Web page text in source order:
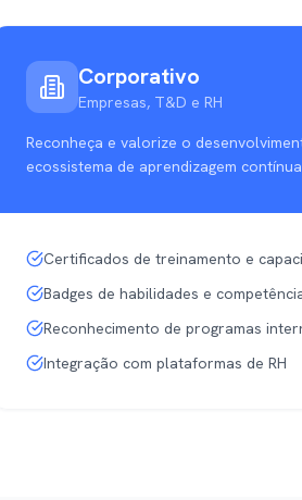
Corporativo
Empresas, T&D e RH
Reconheça e valorize o
ecossistema de aprendizagem
Certificados de treinamento e
Badges de habilidades e
Reconhecimento de programas
Integração com plataformas de RH